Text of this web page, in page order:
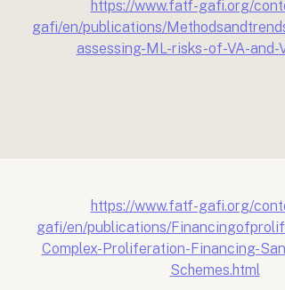
https://www.fatf-gafi.org/
gafi/en/publications/
assessing-ML-risks-of-VA-and-
https://www.fatf-gafi.org/
gafi/en/publications/
Complex-Proliferation-Financing-
Schemes.html